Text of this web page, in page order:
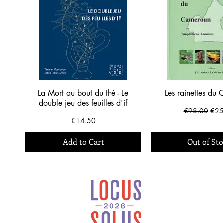
La Mort au bout du thé - Le
double jeu des feuilles d'if
Price
€14.50
Add to Cart
Les rainettes du
Regular Price
€98.00 Sale
Out of